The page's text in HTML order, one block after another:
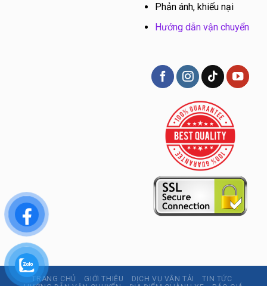
Phản ánh, khiếu nại
Hướng dẫn vận chuyển
TRANG CHỦ GIỚI THIỆU DỊCH VỤ VẬN TẢI
TIN TỨC